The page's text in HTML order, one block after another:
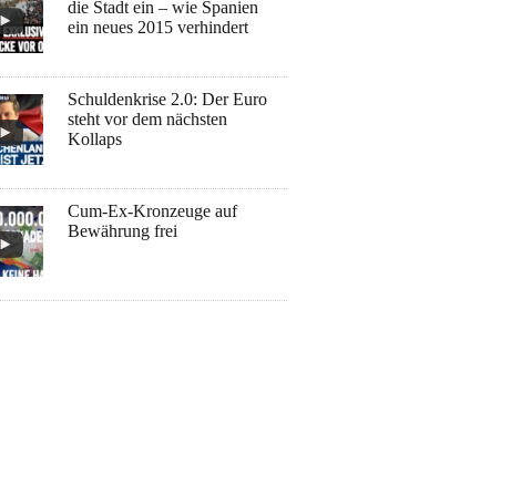
die Stadt ein – wie Spanien
ein neues 2015 verhindert
Schuldenkrise 2.0: Der Euro
steht vor dem nächsten
Kollaps
Cum-Ex-Kronzeuge auf
Bewährung frei